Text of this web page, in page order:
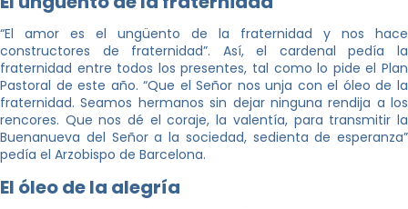
“El amor es el ungüento de la fraternidad y nos hace
constructores de fraternidad”. Así, el cardenal pedía la
fraternidad entre todos los presentes, tal como lo pide el Plan
Pastoral de este año. “Que el Señor nos unja con el óleo de la
fraternidad. Seamos hermanos sin dejar ninguna rendija a los
rencores. Que nos dé el coraje, la valentía, para transmitir la
Buenanueva del Señor a la sociedad, sedienta de esperanza”
pedía el Arzobispo de Barcelona.
El óleo de la alegría